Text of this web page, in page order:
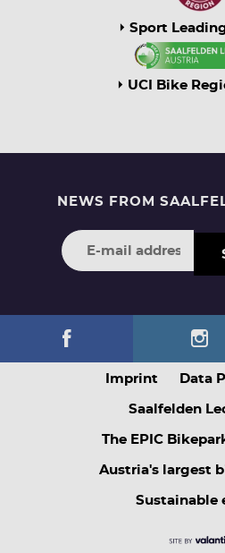
Sport
UCI Bike
NEWS FROM
Imprint Data
Saalfelden
The EPIC
Austria's largest
Sustainable